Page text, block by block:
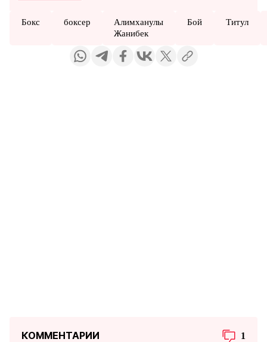
Бокс боксер
Алимханулы
Жанибек
Бой Титул
КОММЕНТАРИИ 1